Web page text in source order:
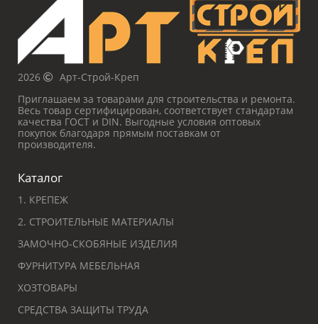
2026
Арт-Строй-Креп
Приглашаем за товарами для строительства и ремонта.
Весь товар сертифицирован, соответствует стандартам
качества ГОСТ и DIN. Выгодные условия оптовых
покупок благодаря прямым поставкам от
производителя.
Каталог
1. КРЕПЕЖ
2. СТРОИТЕЛЬНЫЕ МАТЕРИАЛЫ
ЗАМОЧНО-СКОБЯНЫЕ ИЗДЕЛИЯ
ФУРНИТУРА МЕБЕЛЬНАЯ
ХОЗТОВАРЫ
СРЕДСТВА ЗАЩИТЫ ТРУДА